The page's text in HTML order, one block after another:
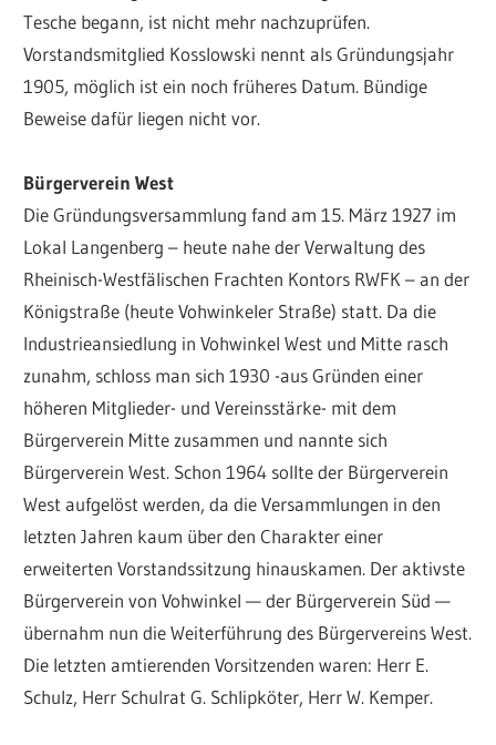
Tesche begann, ist nicht mehr nachzuprüfen.
Vorstandsmitglied Kosslowski nennt als Gründungsjahr
1905, möglich ist ein noch früheres Datum. Bündige
Beweise dafür liegen nicht vor.
Bürgerverein West
Die Gründungsversammlung fand am 15. März 1927 im
Lokal Langenberg – heute nahe der Verwaltung des
Rheinisch-Westfälischen Frachten Kontors RWFK – an der
Königstraße (heute Vohwinkeler Straße) statt. Da die
Industrieansiedlung in Vohwinkel West und Mitte rasch
zunahm, schloss man sich 1930 -aus Gründen einer
höheren Mitglieder- und Vereinsstärke- mit dem
Bürgerverein Mitte zusammen und nannte sich
Bürgerverein West. Schon 1964 sollte der Bürgerverein
West aufgelöst werden, da die Versammlungen in den
letzten Jahren kaum über den Charakter einer
erweiterten Vorstandssitzung hinauskamen. Der aktivste
Bürgerverein von Vohwinkel — der Bürgerverein Süd —
übernahm nun die Weiterführung des Bürgervereins West.
Die letzten amtierenden Vorsitzenden waren: Herr E.
Schulz, Herr Schulrat G. Schlipköter, Herr W. Kemper.